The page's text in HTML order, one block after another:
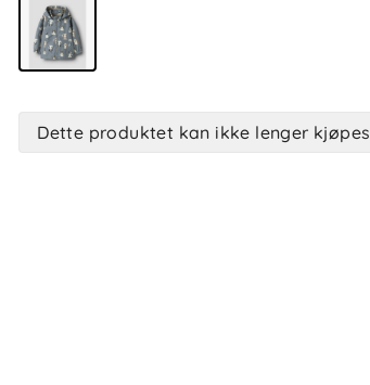
Dette produktet kan ikke lenger kjøpes